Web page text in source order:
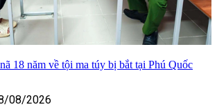
18 năm về tội ma túy bị bắt tại Phú Quốc
08/2026